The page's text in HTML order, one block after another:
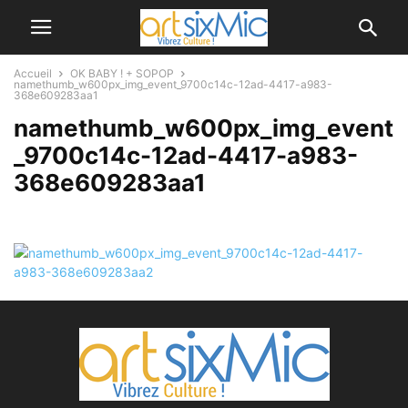
Accueil
OK BABY ! + SOPOP
namethumb_w600px_img_event_9700c14c-12ad-4417-a983-
368e609283aa1
namethumb_w600px_img_event
_9700c14c-12ad-4417-a983-
368e609283aa1